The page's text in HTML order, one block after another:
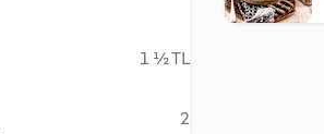
1 ½ TL
2